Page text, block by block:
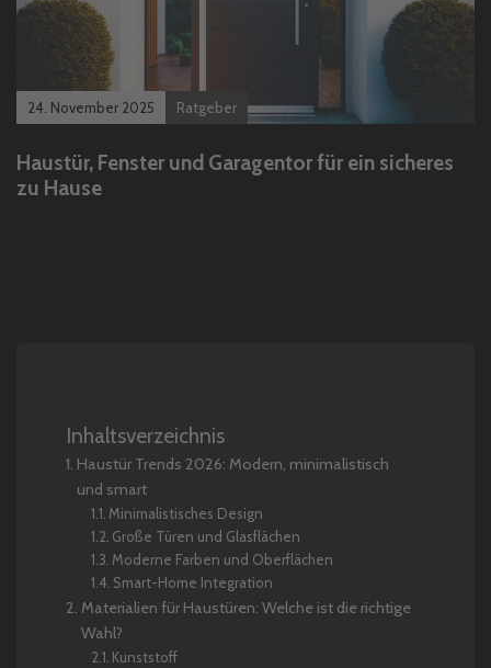
24. November 2025 Ratgeber
Haustür, Fenster und Garagentor für ein sicheres
zu Hause
Inhaltsverzeichnis
Haustür Trends 2026: Modern, minimalistisch
und smart
Minimalistisches Design
Große Türen und Glasflächen
Moderne Farben und Oberflächen
Smart-Home Integration
Materialien für Haustüren: Welche ist die richtige
Wahl?
Kunststoff